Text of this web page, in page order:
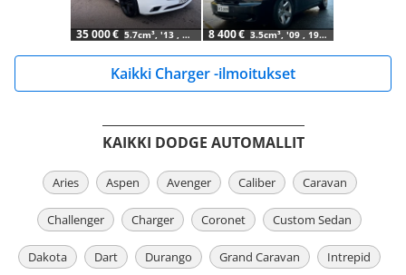
35 000 € 5.7cm³, '13 , 217 tkm 8 400 € 3.5cm³, '09 , 196 tkm
Kaikki Charger -ilmoitukset
KAIKKI DODGE AUTOMALLIT
Aries Aspen Avenger Caliber Caravan
Challenger Charger Coronet Custom Sedan
Dakota Dart Durango Grand Caravan Intrepid